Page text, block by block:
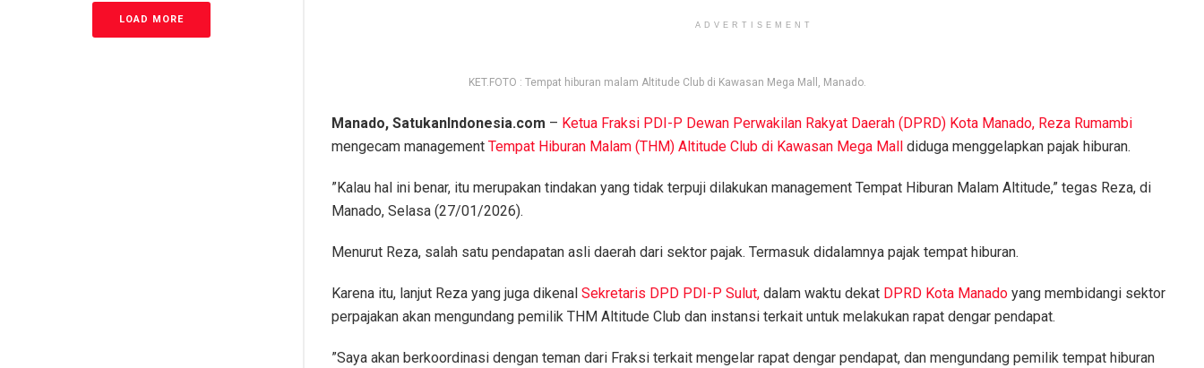
LOAD MORE
ADVERTISEMENT
KET.FOTO : Tempat hiburan malam Altitude Club di Kawasan Mega Mall, Manado.
Manado, SatukanIndonesia.com – Ketua Fraksi PDI-P Dewan Perwakilan Rakyat Daerah (DPRD) Kota Manado, Reza Rumambi
mengecam management Tempat Hiburan Malam (THM) Altitude Club di Kawasan Mega Mall diduga menggelapkan pajak hiburan.
”Kalau hal ini benar, itu merupakan tindakan yang tidak terpuji dilakukan management Tempat Hiburan Malam Altitude,” tegas Reza, di
Manado, Selasa (27/01/2026).
Menurut Reza, salah satu pendapatan asli daerah dari sektor pajak. Termasuk didalamnya pajak tempat hiburan.
Karena itu, lanjut Reza yang juga dikenal Sekretaris DPD PDI-P Sulut, dalam waktu dekat DPRD Kota Manado yang membidangi sektor
perpajakan akan mengundang pemilik THM Altitude Club dan instansi terkait untuk melakukan rapat dengar pendapat.
”Saya akan berkoordinasi dengan teman dari Fraksi terkait mengelar rapat dengar pendapat, dan mengundang pemilik tempat hiburan